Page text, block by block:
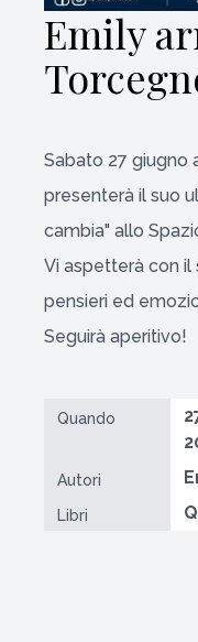
Emily
Sabato 27 giugno
presenterà il suo
cambia" allo
Vi aspetterà con il
pensieri ed
Seguirà aperitivo!
Quando
Autori
Libri